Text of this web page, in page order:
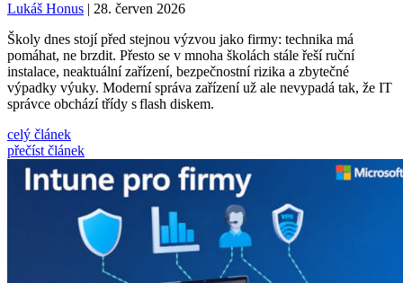
Lukáš Honus | 28. červen 2026
Školy dnes stojí před stejnou výzvou jako firmy: technika má
pomáhat, ne brzdit. Přesto se v mnoha školách stále řeší ruční
instalace, neaktuální zařízení, bezpečnostní rizika a zbytečné
výpadky výuky. Moderní správa zařízení už ale nevypadá tak, že IT
správce obchází třídy s flash diskem.
celý článek
přečíst článek